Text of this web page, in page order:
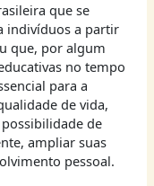
que se
indivíduos a partir
que, por algum
no tempo
para a
de vida,
de
ampliar suas
pessoal.